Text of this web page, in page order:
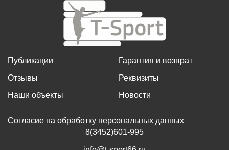
Публикации
Отзывы
Наши объекты
Гарантия и возврат
Реквизиты
Новости
Согласие на обработку персональных данных
8(3452)601-995